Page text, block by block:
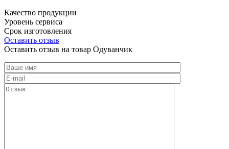
Качество продукции
Уровень сервиса
Срок изготовления
Оставить отзыв
Оставить отзыв на товар Одуванчик